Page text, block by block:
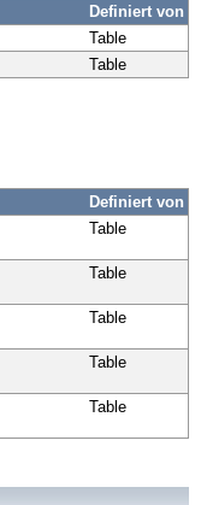
Definiert von
Table
Table
Definiert von
Table
Table
Table
Table
Table